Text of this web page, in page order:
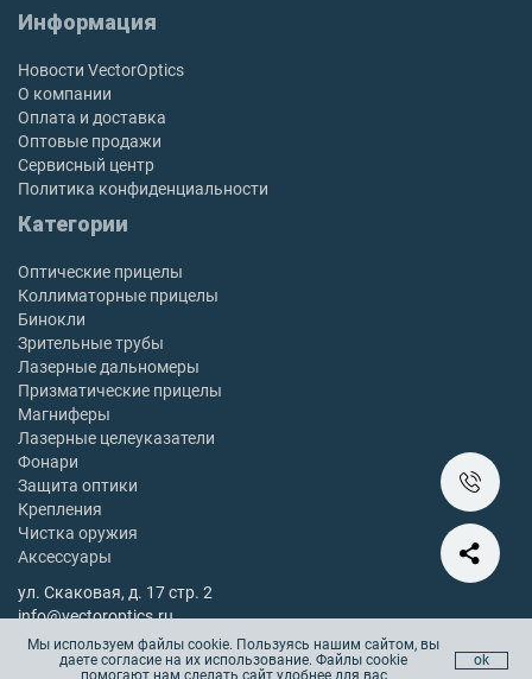
Информация
Новости VectorOptics
О компании
Оплата и доставка
Оптовые продажи
Сервисный центр
Политика конфиденциальности
Категории
Оптические прицелы
Коллиматорные прицелы
Бинокли
Зрительные трубы
Лазерные дальномеры
Призматические прицелы
Магниферы
Лазерные целеуказатели
Фонари
Защита оптики
Крепления
Чистка оружия
Аксессуары
ул. Скаковая, д. 17 стр. 2
info@vectoroptics.ru
8 (800) 222-98-82
Остались вопросы? Позвоните с 10:00 до 18:00, без выходных
Мы используем файлы cookie. Пользуясь нашим сайтом, вы
даете согласие на их использование. Файлы cookie
помогают нам сделать сайт удобнее для вас
ok